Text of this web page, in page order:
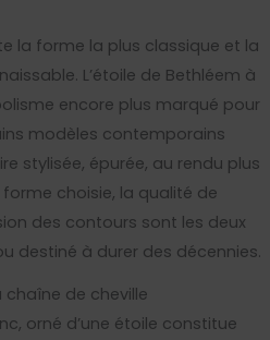
la forme la plus classique et la
L’étoile de Bethléem à
encore plus marqué pour
modèles contemporains
stylisée, épurée, au rendu plus
choisie, la qualité de
des contours sont les deux
destiné à durer des décennies.
de cheville
orné d’une étoile constitue